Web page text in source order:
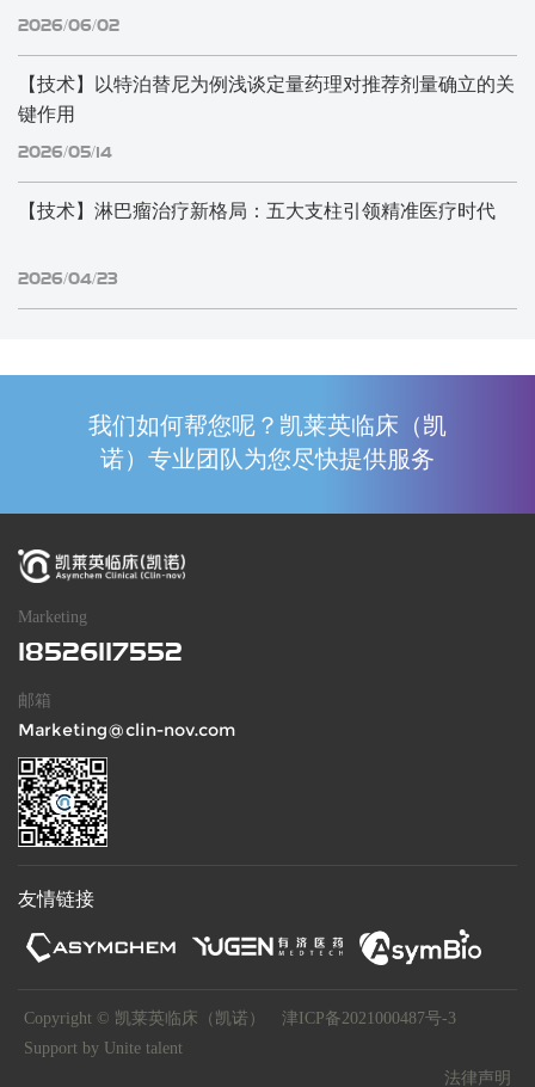
2026/06/02
【技术】以特泊替尼为例浅谈定量药理对推荐剂量确立的关
键作用
2026/05/14
【技术】淋巴瘤治疗新格局：五大支柱引领精准医疗时代
2026/04/23
我们如何帮您呢？凯莱英临床（凯
诺）专业团队为您尽快提供服务
Marketing
18526117552
邮箱
Marketing@clin-nov.com
友情链接
Copyright © 凯莱英临床（凯诺）
津ICP备2021000487号-3
Support by Unite talent
法律声明